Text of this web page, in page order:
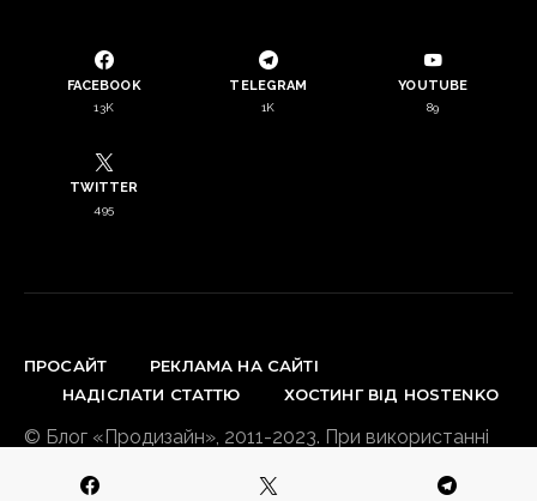
FACEBOOK
13K
TELEGRAM
1K
YOUTUBE
89
TWITTER
495
ПРОСАЙТ
РЕКЛАМА НА САЙТІ
НАДІСЛАТИ СТАТТЮ
ХОСТИНГ ВІД HOSTENKO
© Блог «Продизайн», 2011-2023. При використанні